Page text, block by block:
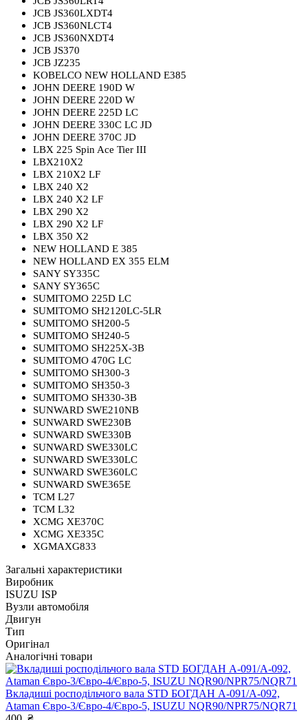
JCB JS360LXDT4
JCB JS360NLCT4
JCB JS360NXDT4
JCB JS370
JCB JZ235
KOBELCO NEW HOLLAND E385
JOHN DEERE 190D W
JOHN DEERE 220D W
JOHN DEERE 225D LC
JOHN DEERE 330C LC JD
JOHN DEERE 370C JD
LBX 225 Spin Ace Tier III
LBX210X2
LBX 210X2 LF
LBX 240 X2
LBX 240 X2 LF
LBX 290 X2
LBX 290 X2 LF
LBX 350 X2
NEW HOLLAND E 385
NEW HOLLAND EX 355 ELM
SANY SY335C
SANY SY365C
SUMITOMO 225D LC
SUMITOMO SH2120LC-5LR
SUMITOMO SH200-5
SUMITOMO SH240-5
SUMITOMO SH225X-3B
SUMITOMO 470G LC
SUMITOMO SH300-3
SUMITOMO SH350-3
SUMITOMO SH330-3B
SUNWARD SWE210NB
SUNWARD SWE230B
SUNWARD SWE330B
SUNWARD SWE330LC
SUNWARD SWE330LC
SUNWARD SWE360LC
SUNWARD SWE365E
TCM L27
TCM L32
XCMG XE370C
XCMG XE335C
XGMAXG833
Загальні характеристики
Виробник
ISUZU ISP
Вузли автомобіля
Двигун
Тип
Оригінал
Аналогічні товари
Вкладиші росподільчого вала STD БОГДАН А-091/А-092,
Ataman Євро-3/Євро-4/Євро-5, ISUZU NQR90/NPR75/NQR71